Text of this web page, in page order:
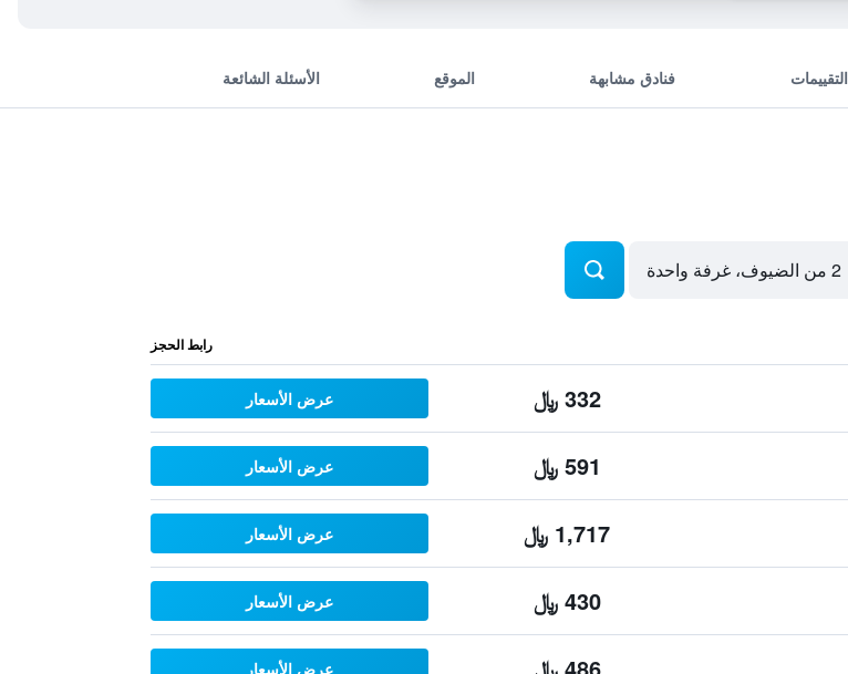
التقييمات فنادق مشابهة الموقع الأسئلة الشائعة
2 من الضيوف، غرفة واحدة
رابط الحجز
332 ﷼ عرض الأسعار
591 ﷼ عرض الأسعار
1,717 ﷼ عرض الأسعار
430 ﷼ عرض الأسعار
عرض الأسعار